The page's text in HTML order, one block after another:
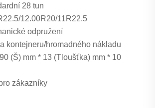
28 tun
12.00R20/11R22.5
odpružení
kontejneru/hromadného nákladu
(Š) mm * 13 (Tloušťka) mm * 10
zákazníky